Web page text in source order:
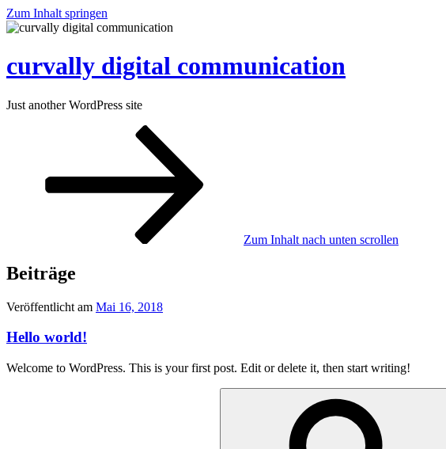
Zum Inhalt springen
curvally digital communication
Just another WordPress site
Zum Inhalt nach unten scrollen
Beiträge
Veröffentlicht am Mai 16, 2018
Hello world!
Welcome to WordPress. This is your first post. Edit or delete it, then start writing!